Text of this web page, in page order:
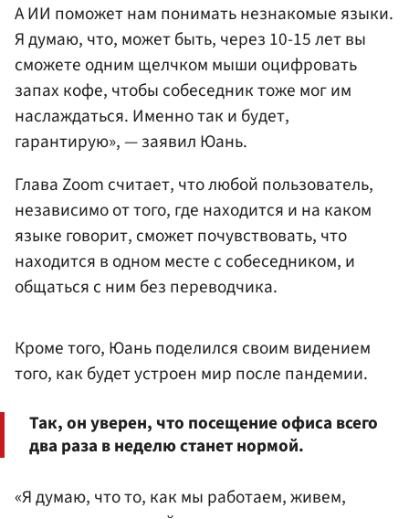
А ИИ поможет нам понимать незнакомые языки.
Я думаю, что, может быть, через 10-15 лет вы
сможете одним щелчком мыши оцифровать
запах кофе, чтобы собеседник тоже мог им
наслаждаться. Именно так и будет,
гарантирую», — заявил Юань.
Глава Zoom считает, что любой пользователь,
независимо от того, где находится и на каком
языке говорит, сможет почувствовать, что
находится в одном месте с собеседником, и
общаться с ним без переводчика.
Кроме того, Юань поделился своим видением
того, как будет устроен мир после пандемии.
Так, он уверен, что посещение офиса всего
два раза в неделю станет нормой.
«Я думаю, что то, как мы работаем, живем,